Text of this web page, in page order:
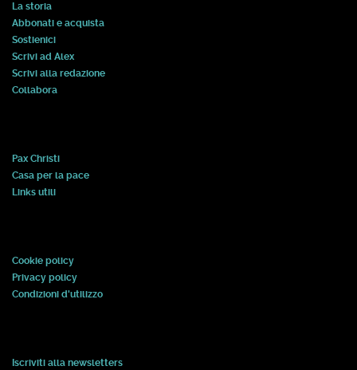
La storia
Abbonati e acquista
Sostienici
Scrivi ad Alex
Scrivi alla redazione
Collabora
Pax Christi
Casa per la pace
Links utili
Cookie policy
Privacy policy
Condizioni d'utilizzo
Iscriviti alla newsletters